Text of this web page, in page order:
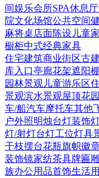
间娱乐会所SPA休息
院文化场馆公共空间
麻将桌店面陈设 儿童
橱柜中式经典家具
住宅建筑商业街区古
库入口亭廊花架遮阳棚
园林景观 儿童游乐区
景观滨水景观屋顶花园
车/船汽车摩托车其他
户外照明烛台灯装饰
灯/射灯台灯工位灯具
干枝摆台花瓶旗帜徽
装饰镜家纺茶具牌匾
族办公用品首饰生活